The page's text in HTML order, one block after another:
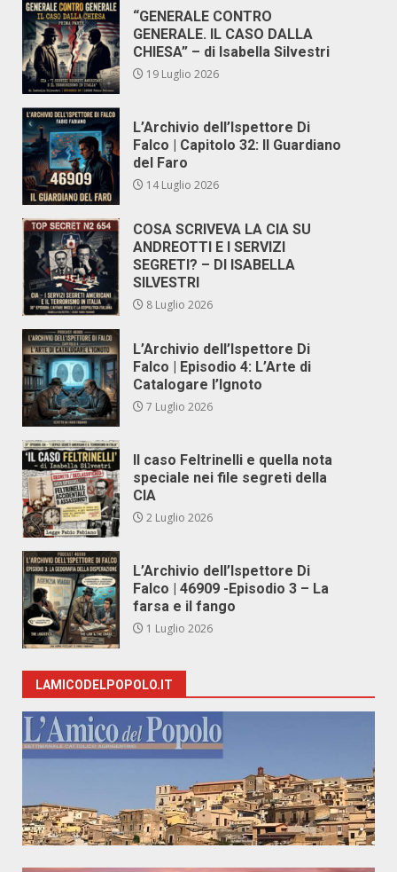
“GENERALE CONTRO
GENERALE. IL CASO DALLA
CHIESA” – di Isabella Silvestri
19 Luglio 2026
L’Archivio dell’Ispettore Di
Falco | Capitolo 32: Il Guardiano
del Faro
14 Luglio 2026
COSA SCRIVEVA LA CIA SU
ANDREOTTI E I SERVIZI
SEGRETI? – DI ISABELLA
SILVESTRI
8 Luglio 2026
L’Archivio dell’Ispettore Di
Falco | Episodio 4: L’Arte di
Catalogare l’Ignoto
7 Luglio 2026
Il caso Feltrinelli e quella nota
speciale nei file segreti della
CIA
2 Luglio 2026
L’Archivio dell’Ispettore Di
Falco | 46909 -Episodio 3 – La
farsa e il fango
1 Luglio 2026
LAMICODELPOPOLO.IT